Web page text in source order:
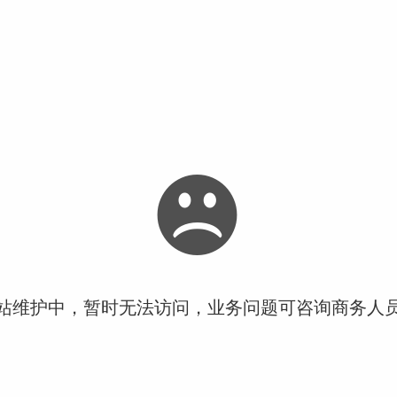
维护中，暂时无法访问，业务问题可咨询商务人